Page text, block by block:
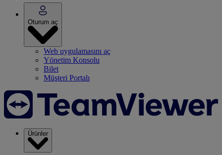
Oturum aç
Web uygulamasını aç
Yönetim Konsolu
Bilet
Müşteri Portalı
Ürünler